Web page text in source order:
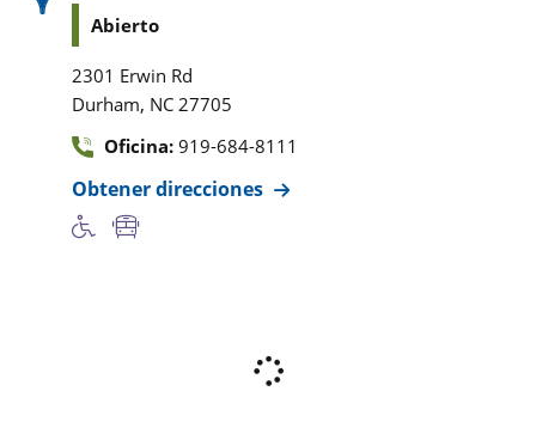
Abierto
2301 Erwin Rd
Durham, NC 27705
Oficina: 919-684-8111
Obtener direcciones